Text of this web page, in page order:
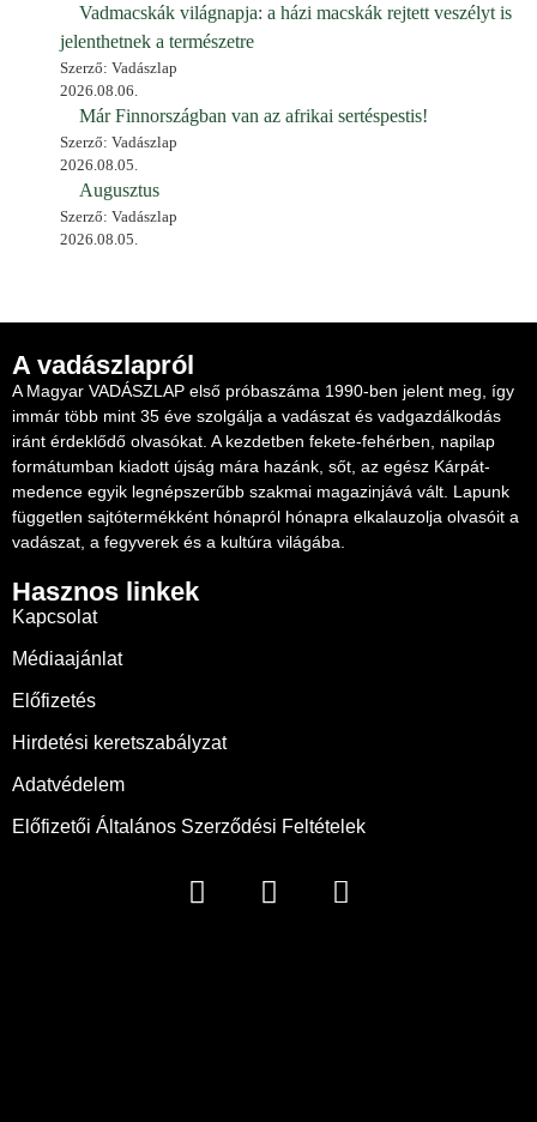
Vadmacskák világnapja: a házi macskák rejtett veszélyt is
jelenthetnek a természetre
Szerző: Vadászlap
2026.08.06.
Már Finnországban van az afrikai sertéspestis!
Szerző: Vadászlap
2026.08.05.
Augusztus
Szerző: Vadászlap
2026.08.05.
A vadászlapról
A Magyar VADÁSZLAP első próbaszáma 1990-ben jelent meg, így
immár több mint 35 éve szolgálja a vadászat és vadgazdálkodás
iránt érdeklődő olvasókat. A kezdetben fekete-fehérben, napilap
formátumban kiadott újság mára hazánk, sőt, az egész Kárpát-
medence egyik legnépszerűbb szakmai magazinjává vált. Lapunk
független sajtótermékként hónapról hónapra elkalauzolja olvasóit a
vadászat, a fegyverek és a kultúra világába.
Hasznos linkek
Kapcsolat
Médiaajánlat
Előfizetés
Hirdetési keretszabályzat
Adatvédelem
Előfizetői Általános Szerződési Feltételek